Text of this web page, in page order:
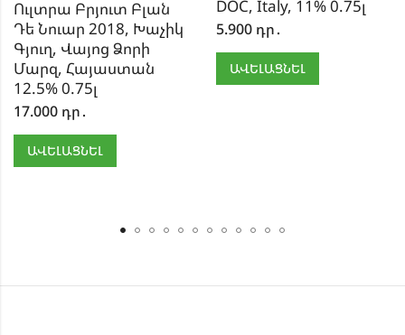
Ուլտրա Բրյուտ Բլան
Դե Նուար 2018, Խաչիկ
Գյուղ, Վայոց Ձորի
Մարզ, Հայաստան
12.5% 0.75լ
17.000 դր․
ԱՎԵԼԱՑՆԵԼ
DOC, Italy, 11% 0.75լ
5.900 դր․
ԱՎԵԼԱՑՆԵԼ